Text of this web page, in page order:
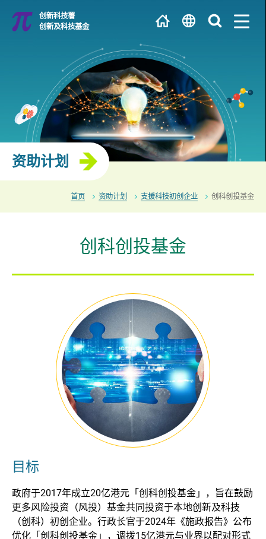
创新科技署
创新及科技基金
繁
简
资助计划
首页 资助计划 支援科技初创企业 创科创投基金
创科创投基金
目标
政府于2017年成立20亿港元「创科创投基金」，旨在鼓励
更多风险投资（风投）基金共同投资于本地创新及科技
（创科）初创企业。行政长官于2024年《施政报告》公布
优化「创科创投基金」，调拨15亿港元与业界以配对形式
研发中心
大学 / 科研机构
企业 / 初创企业 / 创科加速器